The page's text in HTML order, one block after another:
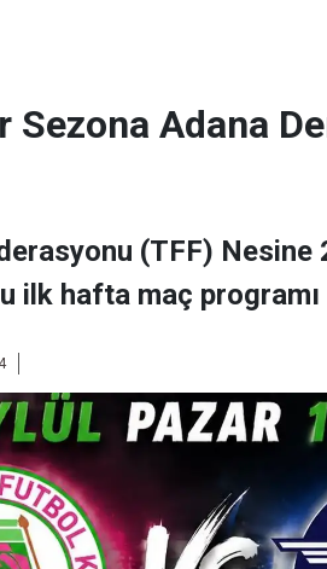
Sezona Adana
(TFF) Nesine
ilk hafta maç programı